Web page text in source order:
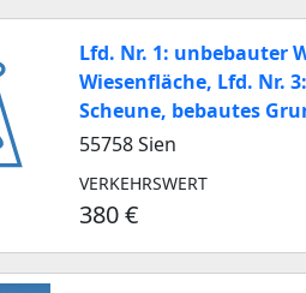
Lfd. Nr. 1: unbebauter
Wiesenfläche, Lfd. Nr.
Scheune, bebautes
55758 Sien
VERKEHRSWERT
380 €